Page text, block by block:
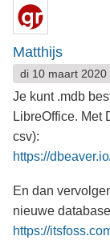
Matthijs
di 10 maart 2020
Je kunt .mdb
LibreOffice. Met
csv):
https://
En dan
nieuwe
https://